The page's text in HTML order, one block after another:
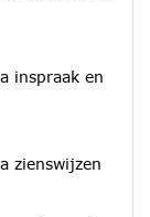
inspraak en
zienswijzen